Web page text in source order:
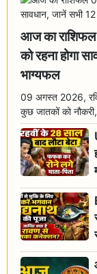
आज का
को रहना होगा
भाग्यफल
09 अगस्त 2026,
कुछ जातकों को नौकरी,